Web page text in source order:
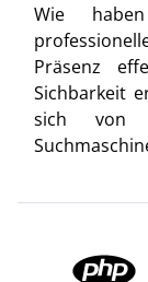
Wie
Präsenz
Sichbarkeit
sich von